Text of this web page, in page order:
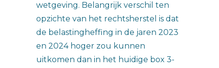
wetgeving. Belangrijk verschil ten
opzichte van het rechtsherstel is dat
de belastingheffing in de jaren 2023
en 2024 hoger zou kunnen
uitkomen dan in het huidige box 3-